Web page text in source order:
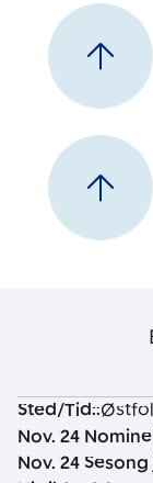
S
t
e
N
o
v.
N
o
v.
H
it
ti
Si
st
e
S
i
s
S
i
s
Sted/Tid::
Nov. 24
Nov. 24